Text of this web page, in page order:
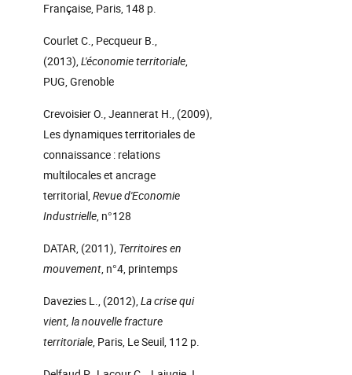
Française, Paris, 148 p.
Courlet C., Pecqueur B.,
(2013),L'économie territoriale,
PUG, Grenoble
Crevoisier O., Jeannerat H., (2009),
Les dynamiques territoriales de
connaissance : relations
multilocales et ancrage
territorial,Revue d'Economie
Industrielle, n°128
DATAR, (2011), Territoires en
mouvement, n°4, printemps
Davezies L., (2012),La crise qui
vient, la nouvelle fracture
territoriale, Paris, Le Seuil, 112 p.